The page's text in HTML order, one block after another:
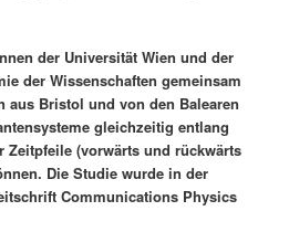
der Universität Wien und der
der Wissenschaften gemeinsam
aus Bristol und von den Balearen
gleichzeitig entlang
Zeitpfeile (vorwärts und rückwärts
Die Studie wurde in der
Communications Physics